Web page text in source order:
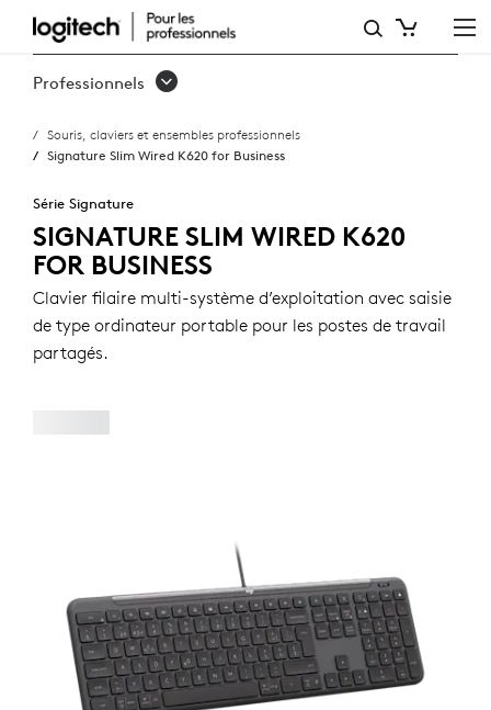
SIGNATURE
SLIM
K620
FOR
BUSINESS
Professionnels
Souris, claviers et ensembles professionnels
Signature Slim Wired K620 for Business
Série Signature
SIGNATURE SLIM WIRED K620
FOR BUSINESS
Clavier filaire multi-système d’exploitation avec saisie
de type ordinateur portable pour les postes de travail
partagés.